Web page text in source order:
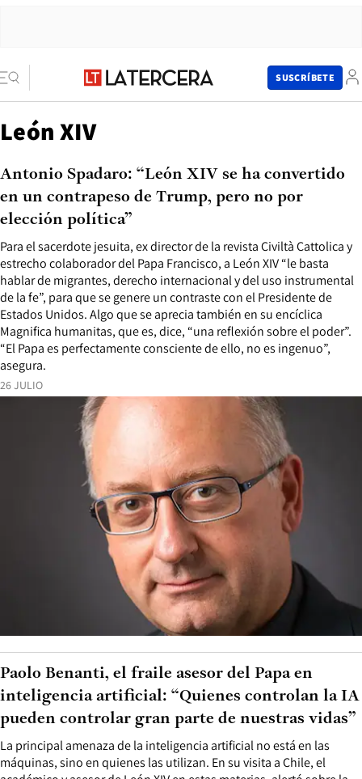
SUSCRÍBETE
León XIV
26 JULIO
Para el sacerdote jesuita, ex director de la revista Civiltà Cattolica y
estrecho colaborador del Papa Francisco, a León XIV “le basta
hablar de migrantes, derecho internacional y del uso instrumental
de la fe”, para que se genere un contraste con el Presidente de
Estados Unidos. Algo que se aprecia también en su encíclica
Magnifica humanitas, que es, dice, “una reflexión sobre el poder”.
“El Papa es perfectamente consciente de ello, no es ingenuo”,
asegura.
Antonio Spadaro: “León XIV se ha convertido
en un contrapeso de Trump, pero no por
elección política”
La principal amenaza de la inteligencia artificial no está en las
máquinas, sino en quienes las utilizan. En su visita a Chile, el
Paolo Benanti, el fraile asesor del Papa en
inteligencia artificial: “Quienes controlan la IA
pueden controlar gran parte de nuestras vidas”